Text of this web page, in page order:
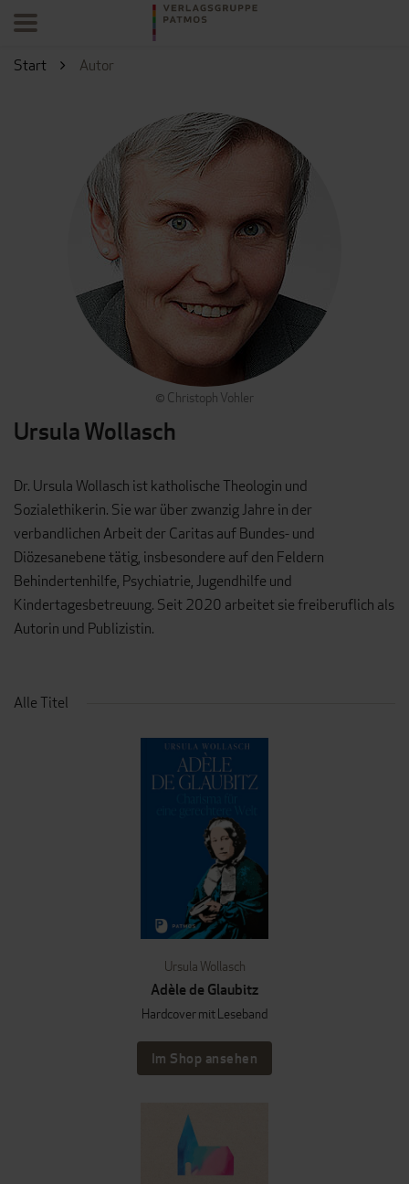
Start Autor
© Christoph Vohler
Ursula Wollasch
Dr. Ursula Wollasch ist katholische Theologin und
Sozialethikerin. Sie war über zwanzig Jahre in der
verbandlichen Arbeit der Caritas auf Bundes- und
Diözesanebene tätig, insbesondere auf den Feldern
Behindertenhilfe, Psychiatrie, Jugendhilfe und
Kindertagesbetreuung. Seit 2020 arbeitet sie freiberuflich als
Autorin und Publizistin.
Alle Titel
Ursula Wollasch
Adèle de Glaubitz
Hardcover mit Leseband
Im Shop ansehen